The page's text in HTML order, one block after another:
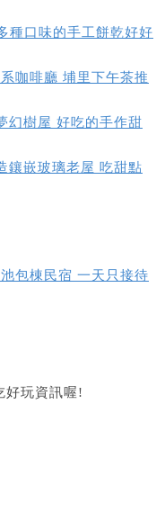
種口味的手工餅乾好好
咖啡廳 埔里下午茶推
幻樹屋 好吃的手作甜
鑲嵌玻璃老屋 吃甜點
包棟民宿 一天只接待
好玩資訊喔!